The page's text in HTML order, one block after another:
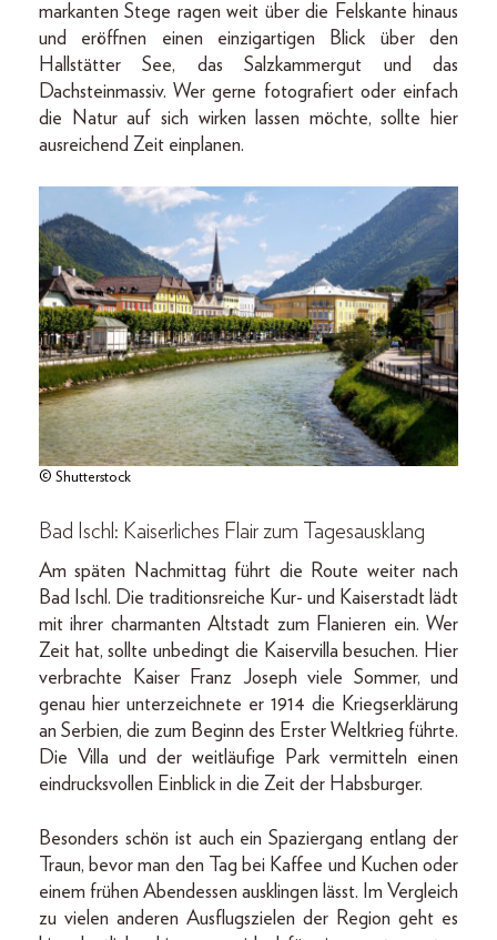
markanten Stege ragen weit über die Felskante hinaus
und eröffnen einen einzigartigen Blick über den
Hallstätter See, das Salzkammergut und das
Dachsteinmassiv. Wer gerne fotografiert oder einfach
die Natur auf sich wirken lassen möchte, sollte hier
ausreichend Zeit einplanen.
© Shutterstock
Bad Ischl: Kaiserliches Flair zum Tagesausklang
Am späten Nachmittag führt die Route weiter nach
Bad Ischl. Die traditionsreiche Kur- und Kaiserstadt lädt
mit ihrer charmanten Altstadt zum Flanieren ein. Wer
Zeit hat, sollte unbedingt die Kaiservilla besuchen. Hier
verbrachte Kaiser Franz Joseph viele Sommer, und
genau hier unterzeichnete er 1914 die Kriegserklärung
an Serbien, die zum Beginn des Erster Weltkrieg führte.
Die Villa und der weitläufige Park vermitteln einen
eindrucksvollen Einblick in die Zeit der Habsburger.
Besonders schön ist auch ein Spaziergang entlang der
Traun, bevor man den Tag bei Kaffee und Kuchen oder
einem frühen Abendessen ausklingen lässt. Im Vergleich
zu vielen anderen Ausflugszielen der Region geht es